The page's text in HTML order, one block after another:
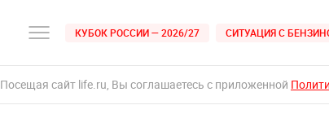
КУБОК РОССИИ — 2026/27 СИТУАЦИЯ С
Посещая сайт life.ru, Вы соглашаетесь с приложенной